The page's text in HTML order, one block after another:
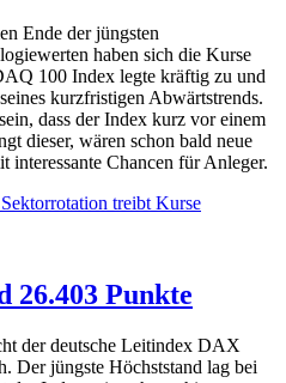
Ende der jüngsten
haben sich die Kurse
100 Index legte kräftig zu und
kurzfristigen Abwärtstrends.
dass der Index kurz vor einem
dieser, wären schon bald neue
interessante Chancen für Anleger.
treibt Kurse
26.403 Punkte
der deutsche Leitindex DAX
Der jüngste Höchststand lag bei